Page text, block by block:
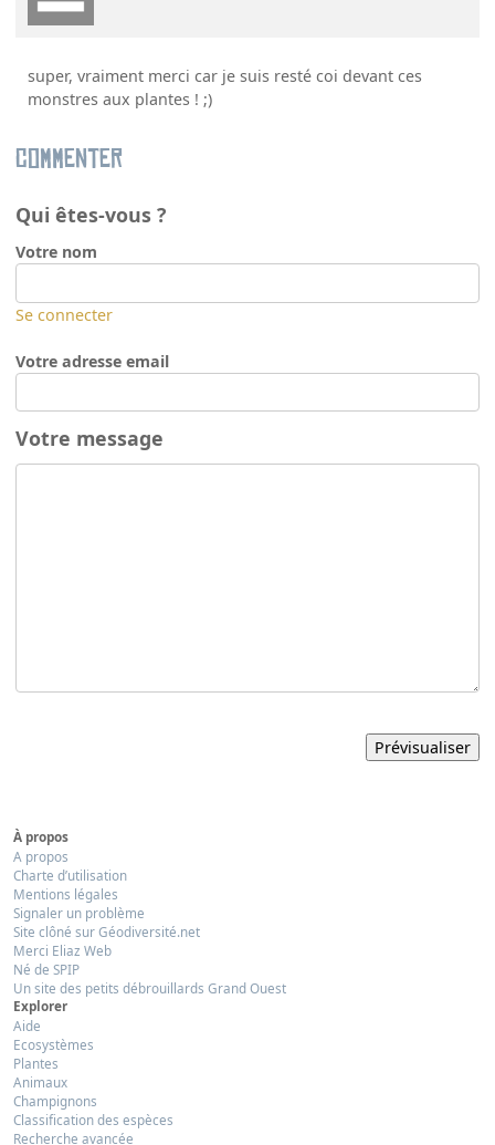
super, vraiment merci car je suis resté coi devant ces
monstres aux plantes ! ;)
Commenter
Qui êtes-vous ?
Votre nom
Se connecter
Votre adresse email
Votre message
À propos
A propos
Charte d’utilisation
Mentions légales
Signaler un problème
Site clôné sur Géodiversité.net
Merci Eliaz Web
Né de SPIP
Un site des petits débrouillards Grand Ouest
Explorer
Aide
Ecosystèmes
Plantes
Animaux
Champignons
Classification des espèces
Recherche avancée